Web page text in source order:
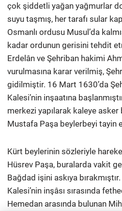
çok şiddetli yağan yağmurlar
suyu taşmış, her tarafı sular
Osmanlı ordusu Musul’da
kadar ordunun gerisini tehdit
Erdelân ve Şehriban hakimi
vurulmasına karar verilmiş,
gidilmiştir. 16 Mart 1630’da
Kalesi’nin inşaatına
merkezi yapılarak kaleye asker
Mustafa Paşa beylerbeyi tayin
Kürt beylerinin sözleriyle
Hüsrev Paşa, buralarda vakit
Bağdad işini askıya
Kalesi’nin inşâsı sırasında
Hemedan arasında bulunan